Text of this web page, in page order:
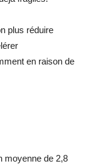
plus réduire
en raison de
moyenne de 2,8